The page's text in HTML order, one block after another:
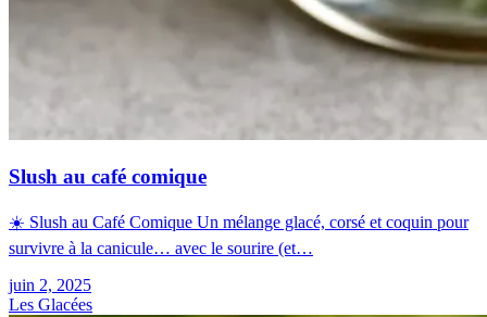
Slush au café comique
☀️ Slush au Café Comique Un mélange glacé, corsé et coquin pour
survivre à la canicule… avec le sourire (et…
juin 2, 2025
Les Glacées